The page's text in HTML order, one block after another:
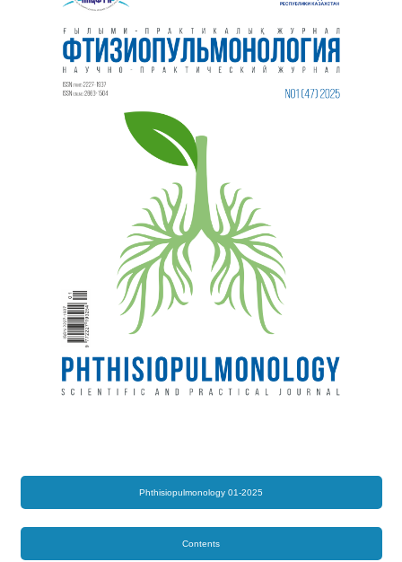
Phthisiopulmonology 01-2025
Contents